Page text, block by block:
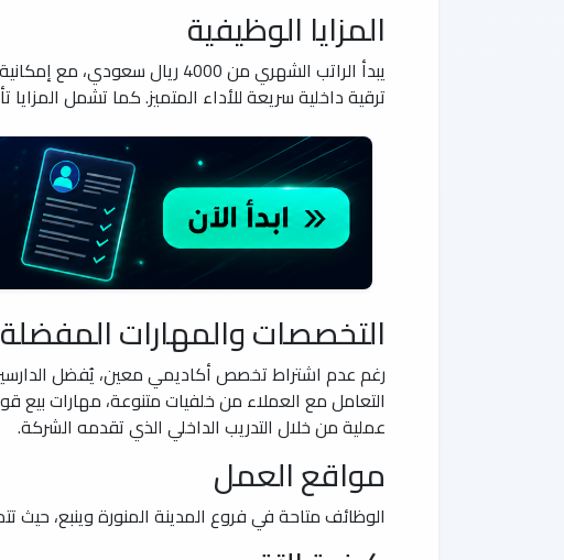
المزايا الوظيفية
يبدأ الراتب الشهري من 4000
ترقية داخلية سريعة للأداء المتميز. كما تشمل
التخصصات والمهارات المفضلة
رغم عدم اشتراط تخصص أكاديمي معين، يُفضل الدارسين
التعامل مع العملاء من خلفيات متنوعة، مهارات بيع
عملية من خلال التدريب الداخلي الذي تقدمه الشركة.
مواقع العمل
الوظائف متاحة في فروع المدينة المنورة وينبع،